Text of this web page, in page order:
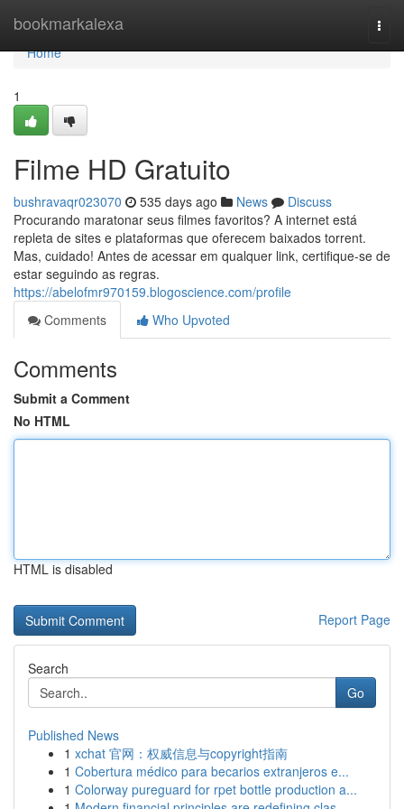
bookmarkalexa
Home
Home
1
Filme HD Gratuito
bushravaqr023070 535 days ago News
Discuss
Procurando maratonar seus filmes favoritos? A internet está
repleta de sites e plataformas que oferecem baixados torrent.
Mas, cuidado! Antes de acessar em qualquer link, certifique-se de
estar seguindo as regras.
https://abelofmr970159.blogoscience.com/profile
Comments
Who Upvoted
Comments
Submit a Comment
No HTML
HTML is disabled
Report Page
Search
Go
Published News
1 xchat 官网：权威信息与copyright指南
1 Cobertura médico para becarios extranjeros e...
1 Colorway pureguard for rpet bottle production a...